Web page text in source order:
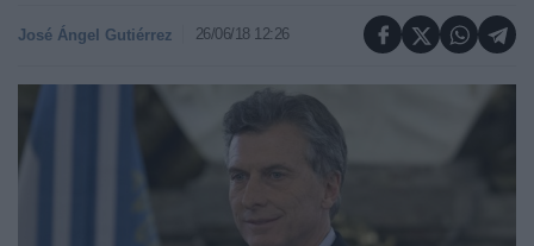
José Ángel Gutiérrez 26/06/18 12:26